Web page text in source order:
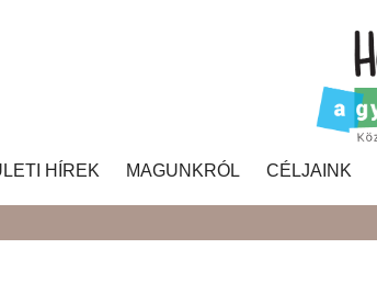
HÍREK MAGUNKRÓL CÉLJAINK